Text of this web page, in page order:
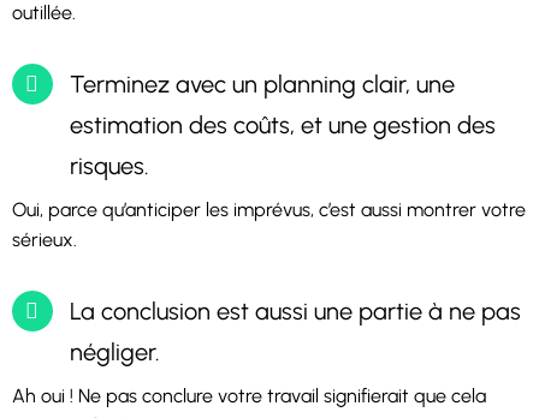
outillée.
Terminez avec un planning clair, une
estimation des coûts, et une gestion des
risques.
Oui, parce qu’anticiper les imprévus, c’est aussi montrer votre
sérieux.
La conclusion est aussi une partie à ne pas
négliger.
Ah oui ! Ne pas conclure votre travail signifierait que cela